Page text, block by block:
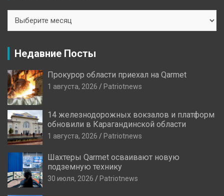
Новостей
Недавние Посты
Прокурор области приехал на Qarmet
1 августа, 2026 Patriotnews
14 железнодорожных вокзалов и платформ
обновили в Карагандинской области
1 августа, 2026 Patriotnews
Шахтеры Qarmet осваивают новую
подземную технику
30 июля, 2026 Patriotnews